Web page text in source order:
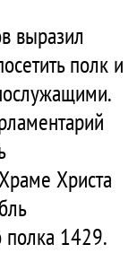
выразил
полк и
Христа
полка 1429.